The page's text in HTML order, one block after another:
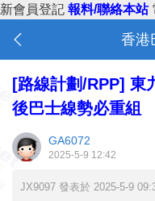
新會員登記 報料/聯絡本站
香港
[路線計劃/RPP] 東
後巴士線勢必重組
GA6072
2025-5-9 12:42
JX9097 發表於 2025-5-9